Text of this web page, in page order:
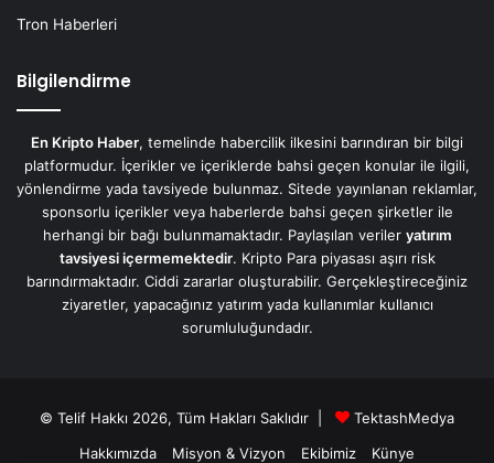
Tron Haberleri
Bilgilendirme
En Kripto Haber, temelinde habercilik ilkesini barındıran bir bilgi
platformudur. İçerikler ve içeriklerde bahsi geçen konular ile ilgili,
yönlendirme yada tavsiyede bulunmaz. Sitede yayınlanan reklamlar,
sponsorlu içerikler veya haberlerde bahsi geçen şirketler ile
herhangi bir bağı bulunmamaktadır. Paylaşılan veriler yatırım
tavsiyesi içermemektedir. Kripto Para piyasası aşırı risk
barındırmaktadır. Ciddi zararlar oluşturabilir. Gerçekleştireceğiniz
ziyaretler, yapacağınız yatırım yada kullanımlar kullanıcı
sorumluluğundadır.
© Telif Hakkı 2026, Tüm Hakları Saklıdır |
TektashMedya
Hakkımızda
Misyon & Vizyon Ekibimiz Künye